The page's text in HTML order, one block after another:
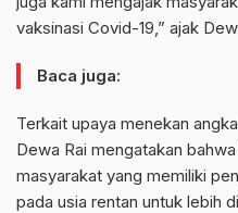
vaksinasi Covid-19,” ajak
Baca juga:
Terkait upaya menekan
Dewa Rai mengatakan
masyarakat yang memiliki
pada usia rentan untuk lebih